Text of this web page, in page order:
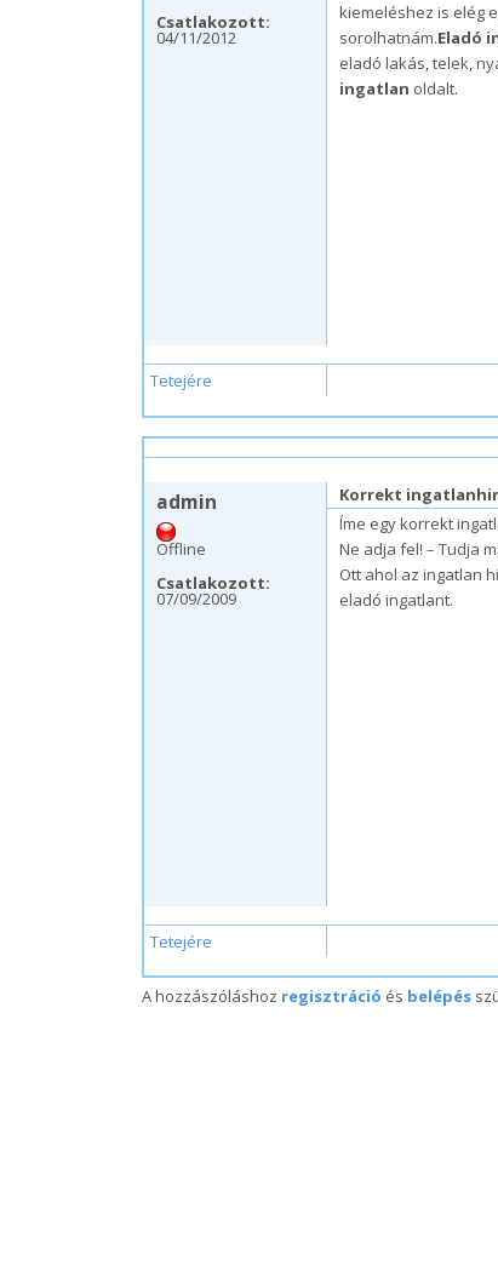
Csatlakozott:
04/11/2012
kiemeléshez is elég
sorolhatnám.Eladó
eladó lakás, telek,
ingatlan oldalt.
Tetejére
admin
Offline
Csatlakozott:
07/09/2009
Korrekt
Íme egy korrekt
Ne adja fel! – Tudja
Ott ahol az ingatlan
eladó ingatlant.
Tetejére
A hozzászóláshoz regisztráció és belépés